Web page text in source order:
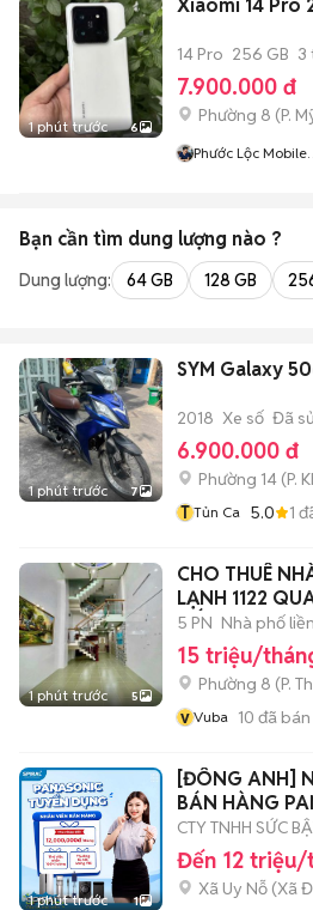
1 phút trước 6
Xiaomi 14 Pro
14 Pro 256 GB 3
7.900.000 đ
Phường 8 (P.
Phước Lộc Mobile
Bạn cần tìm dung lượng nào ?
Dung lượng: 64 GB 128 GB
1 phút trước 7
SYM Galaxy
2018 Xe số Đã
6.900.000 đ
Phường 14 (P.
T Tủn Ca 5.0 1
1 phút trước 5
CHO THUÊ
LẠNH 1122
VẤP
5 PN Nhà phố
15 triệu/
Phường 8 (P.
v Vuba 10 đã bán
1 phút trước 1
[ĐÔNG ANH]
BÁN HÀNG
CTY TNHH SỨC
Đến 12 triệu/
Xã Uy Nỗ (Xã